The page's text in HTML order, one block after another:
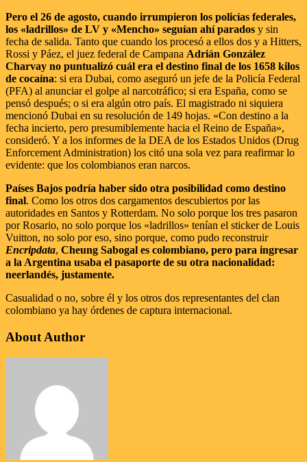
Pero el 26 de agosto, cuando irrumpieron los policías federales,
los «ladrillos» de LV y «Mencho» seguían ahí parados y sin
fecha de salida. Tanto que cuando los procesó a ellos dos y a Hitters,
Rossi y Páez, el juez federal de Campana Adrián González
Charvay no puntualizó cuál era el destino final de los 1658 kilos
de cocaína: si era Dubai, como aseguró un jefe de la Policía Federal
(PFA) al anunciar el golpe al narcotráfico; si era España, como se
pensó después; o si era algún otro país. El magistrado ni siquiera
mencionó Dubai en su resolución de 149 hojas. «Con destino a la
fecha incierto, pero presumiblemente hacia el Reino de España»,
consideró. Y a los informes de la DEA de los Estados Unidos (Drug
Enforcement Administration) los citó una sola vez para reafirmar lo
evidente: que los colombianos eran narcos.
Países Bajos podría haber sido otra posibilidad como destino
final. Como los otros dos cargamentos descubiertos por las
autoridades en Santos y Rotterdam. No solo porque los tres pasaron
por Rosario, no solo porque los «ladrillos» tenían el sticker de Louis
Vuitton, no solo por eso, sino porque, como pudo reconstruir
Encripdata, Cheung Sabogal es colombiano, pero para ingresar
a la Argentina usaba el pasaporte de su otra nacionalidad:
neerlandés, justamente.
Casualidad o no, sobre él y los otros dos representantes del clan
colombiano ya hay órdenes de captura internacional.
About Author